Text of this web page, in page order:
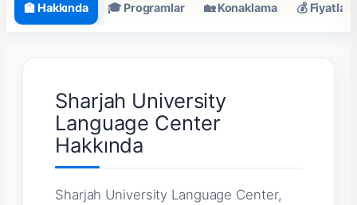
🏫 Hakkında 🎓 Programlar 🏡 Konaklama 💰 Fiyatlar
Sharjah University
Language Center
Hakkında
Sharjah University Language Center,